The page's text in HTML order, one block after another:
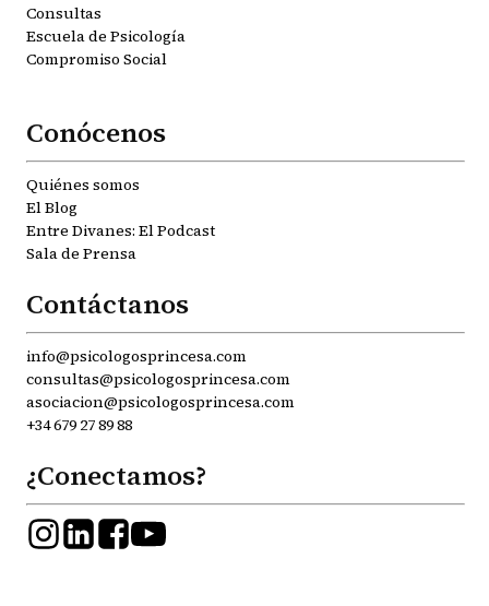
Consultas
Escuela de Psicología
Compromiso Social
Conócenos
Quiénes somos
El Blog
Entre Divanes: El Podcast
Sala de Prensa
Contáctanos
info@psicologosprincesa.com
consultas@psicologosprincesa.com
asociacion@psicologosprincesa.com
+34 679 27 89 88
¿Conectamos?